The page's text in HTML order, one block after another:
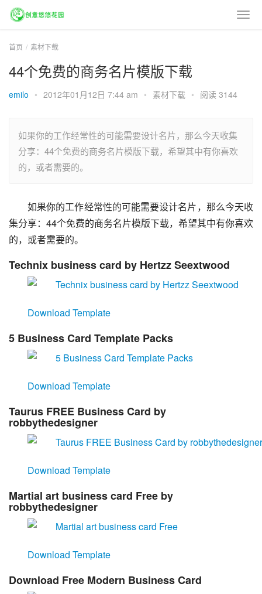
首页 素材下载
44个免费的商务名片模版下载
emilo • 2012年01月12日 7:44 am • 素材下载 • 阅读 3144
如果你的工作经常性的可能需要设计名片，那么今天收集
分享：44个免费的商务名片模版下载，希望其中有你喜欢
的，或者需要的。
如果你的工作经常性的可能需要设计名片，那么今天收
集分享：44个免费的商务名片模版下载，希望其中有你喜欢
的，或者需要的。
Technix business card by Hertzz Seextwood
Download Template
5 Business Card Template Packs
Download Template
Taurus FREE Business Card by
robbythedesigner
Download Template
Martial art business card Free by
robbythedesigner
Download Template
Download Free Modern Business Card